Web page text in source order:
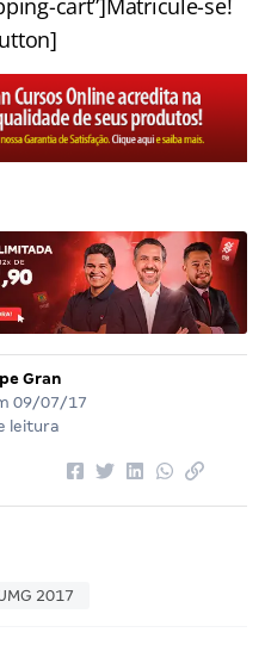
cart”]Matricule-se!
Gran
09/07/17
leitura
2017